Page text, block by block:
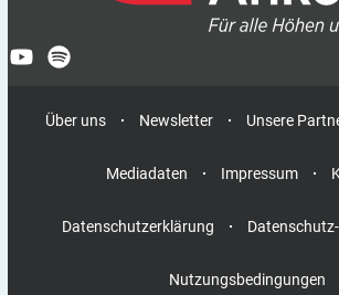
Über uns Newsletter Unsere
Mediadaten Impressum
Datenschutzerklärung
Nutzungsbedingungen